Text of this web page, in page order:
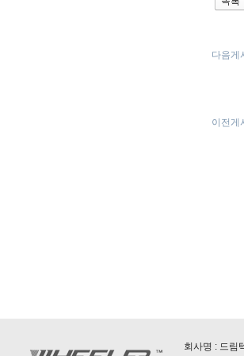
다음게
이전게
회사명 : 드림